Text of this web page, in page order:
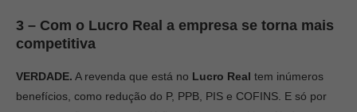
3 – Com o Lucro Real a empresa se torna mais
competitiva
VERDADE. A revenda que está no Lucro Real tem inúmeros
benefícios, como redução do P, PPB, PIS e COFINS. E só por